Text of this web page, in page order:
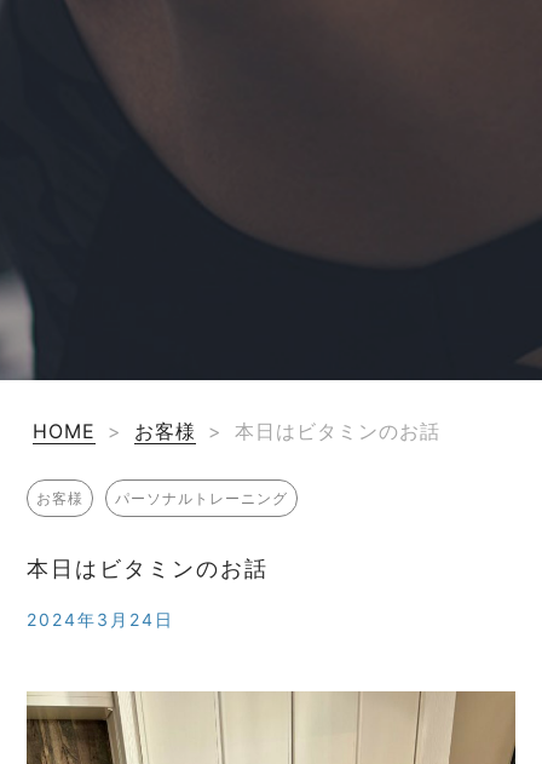
HOME > お客様 > 本日はビタミンのお話
お客様 パーソナルトレーニング
本日はビタミンのお話
2024年3月24日